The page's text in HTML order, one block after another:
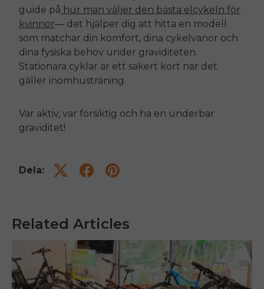
guide på hur man väljer den bästa elcykeln för
kvinnor— det hjälper dig att hitta en modell
som matchar din komfort, dina cykelvanor och
dina fysiska behov under graviditeten.
Stationära cyklar är ett säkert kort när det
gäller inomhusträning.
Var aktiv, var försiktig och ha en underbar
graviditet!
Dela:
Related Articles